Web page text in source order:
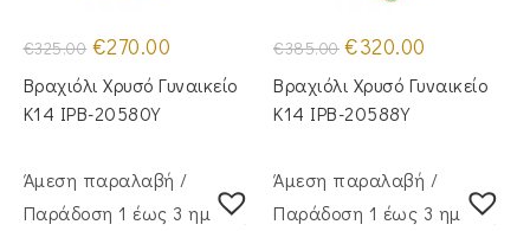
€325.00 Original
price
was:
€325.00.
€270.00
είναι:
Βραχιόλι Χρυσό Γυναικείο
Κ14 IPB-20580Y
€385.00 Original
price
was:
€385.00.
€320.00
είναι:
Βραχιόλι Χρυσό Γυναικείο
Κ14 IPB-20588Y
Άμεση παραλαβή /
Παράδoση 1 έως 3 ημέρες
Άμεση παραλαβή /
Παράδoση 1 έως 3 ημέρες